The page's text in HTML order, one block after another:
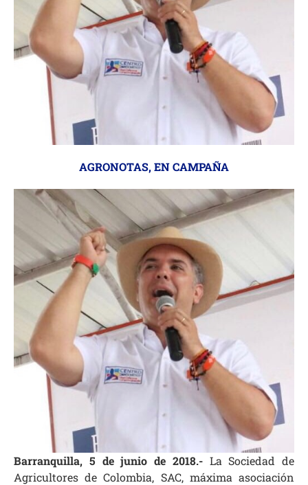
AGRONOTAS,EN CAMPAÑA
Barranquilla, 5 de junio de 2018.-La Sociedad de
Agricultores de Colombia, SAC, máxima asociación